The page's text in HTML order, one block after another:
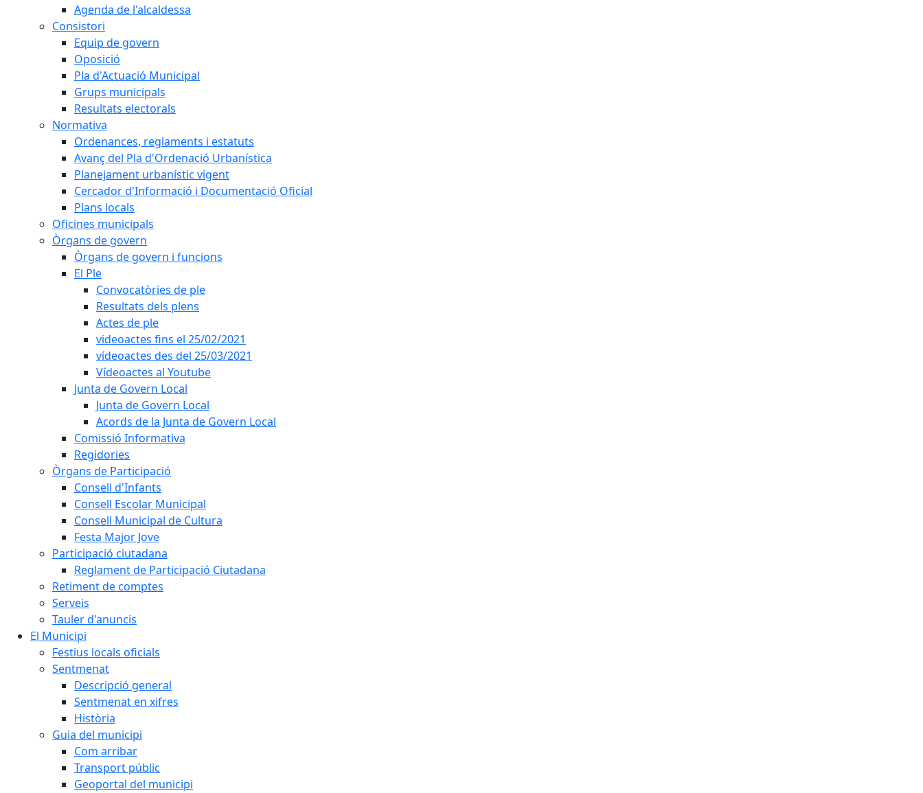
Agenda de l'alcaldessa
Consistori
Equip de govern
Oposició
Pla d'Actuació Municipal
Grups municipals
Resultats electorals
Normativa
Ordenances, reglaments i estatuts
Avanç del Pla d'Ordenació Urbanística
Planejament urbanístic vigent
Cercador d'Informació i Documentació Oficial
Plans locals
Oficines municipals
Òrgans de govern
Òrgans de govern i funcions
El Ple
Convocatòries de ple
Resultats dels plens
Actes de ple
videoactes fins el 25/02/2021
vídeoactes des del 25/03/2021
Vídeoactes al Youtube
Junta de Govern Local
Junta de Govern Local
Acords de la Junta de Govern Local
Comissió Informativa
Regidories
Òrgans de Participació
Consell d'Infants
Consell Escolar Municipal
Consell Municipal de Cultura
Festa Major Jove
Participació ciutadana
Reglament de Participació Ciutadana
Retiment de comptes
Serveis
Tauler d'anuncis
El Municipi
Festius locals oficials
Sentmenat
Descripció general
Sentmenat en xifres
Història
Guia del municipi
Com arribar
Transport públic
Geoportal del municipi